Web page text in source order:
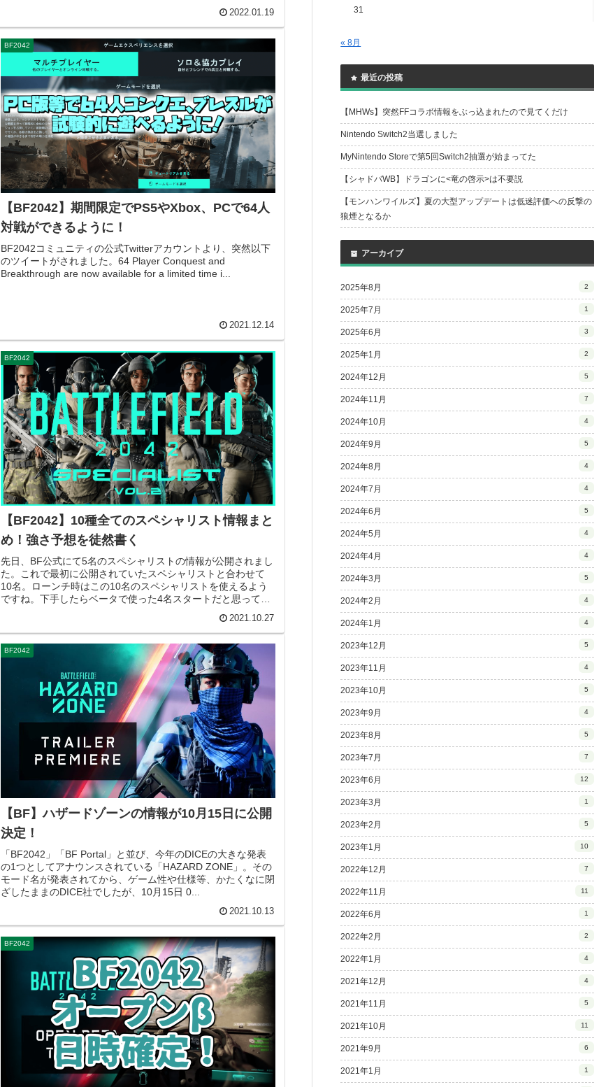
2022.01.19
BF2042
【BF2042】期間限定でPS5やXbox、PCで64人
対戦ができるように！
BF2042コミュニティの公式Twitterアカウントより、突然以下
のツイートがされました。64 Player Conquest and
Breakthrough are now available for a limited time i...
2021.12.14
BF2042
【BF2042】10種全てのスペシャリスト情報まと
め！強さ予想を徒然書く
先日、BF公式にて5名のスペシャリストの情報が公開されまし
た。これで最初に公開されていたスペシャリストと合わせて
10名。ローンチ時はこの10名のスペシャリストを使えるよう
ですね。下手したらベータで使った4名スタートだと思ってい
2021.10.27
BF2042
【BF】ハザードゾーンの情報が10月15日に公開
決定！
「BF2042」「BF Portal」と並び、今年のDICEの大きな発表
の1つとしてアナウンスされている「HAZARD ZONE」。その
モード名が発表されてから、ゲーム性や仕様等、かたくなに閉
ざしたままのDICE社でしたが、10月15日 0...
2021.10.13
BF2042
31
« 8月
最近の投稿
【MHWs】突然FFコラボ情報をぶっ込まれたので見てくだけ
Nintendo Switch2当選しました
MyNintendo Storeで第5回Switch2抽選が始まってた
【シャドバWB】ドラゴンに<竜の啓示>は不要説
【モンハンワイルズ】夏の大型アップデートは低迷評価への反撃の
狼煙となるか
アーカイブ
2025年8月 2
2025年7月 1
2025年6月 3
2025年1月 2
2024年12月 5
2024年11月 7
2024年10月 4
2024年9月 5
2024年8月 4
2024年7月 4
2024年6月 5
2024年5月 4
2024年4月 4
2024年3月 5
2024年2月 4
2024年1月 4
2023年12月 5
2023年11月 4
2023年10月 5
2023年9月 4
2023年8月 5
2023年7月 7
2023年6月 12
2023年3月 1
2023年2月 5
2023年1月 10
2022年12月 7
2022年11月 11
2022年6月 1
2022年2月 2
2022年1月 4
2021年12月 4
2021年11月 5
2021年10月 11
2021年9月 6
2021年1月 1